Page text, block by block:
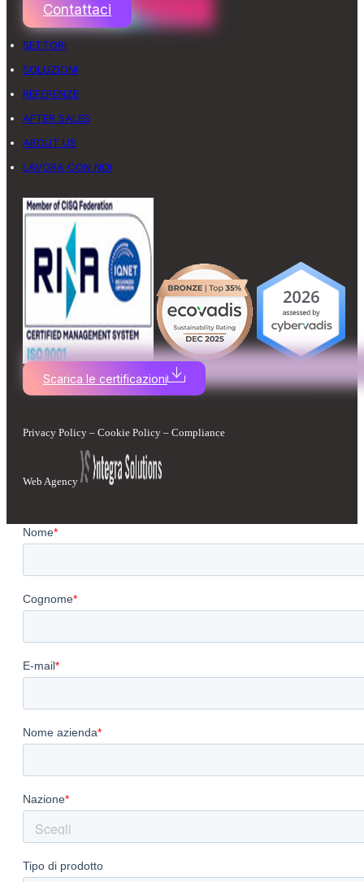
Contattaci
SETTORI
SOLUZIONI
REFERENZE
AFTER SALES
ABOUT US
LAVORA CON NOI
Scarica le certificazioni
Privacy Policy – Cookie Policy – Compliance
Web Agency